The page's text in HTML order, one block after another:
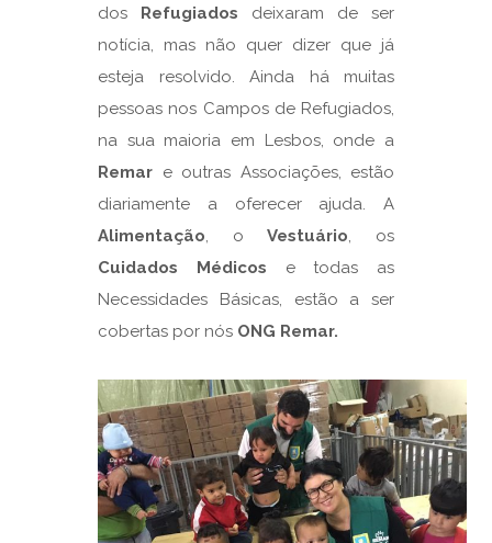
dos Refugiados deixaram de ser
notícia, mas não quer dizer que já
esteja resolvido. Ainda há muitas
pessoas nos Campos de Refugiados,
na sua maioria em Lesbos, onde a
Remar e outras Associações, estão
diariamente a oferecer ajuda. A
Alimentação, oVestuário, os
Cuidados Médicos e todas as
Necessidades Básicas, estão a ser
cobertas por nós ONG Remar.